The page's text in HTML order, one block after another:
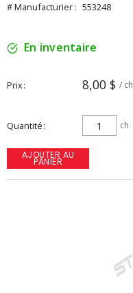
# Manufacturier : 553248
En inventaire
Prix 8,00 $ / ch
Quantité ch
AJOUTER AU
PANIER